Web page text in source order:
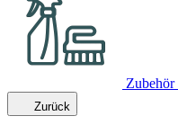
Zurück